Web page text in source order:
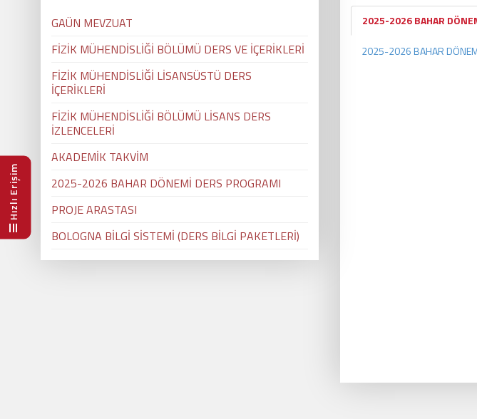
Hızlı Erişim
2025-2026 BAHAR
2025-2026 BAHAR
GAÜN MEVZUAT
FİZİK MÜHENDİSLİĞİ BÖLÜMÜ DERS VE İÇERİKLERİ
FİZİK MÜHENDİSLİĞİ LİSANSÜSTÜ DERS
İÇERİKLERİ
FİZİK MÜHENDİSLİĞİ BÖLÜMÜ LİSANS DERS
İZLENCELERİ
AKADEMİK TAKVİM
2025-2026 BAHAR DÖNEMİ DERS PROGRAMI
PROJE ARASTASI
BOLOGNA BİLGİ SİSTEMİ (DERS BİLGİ PAKETLERİ)